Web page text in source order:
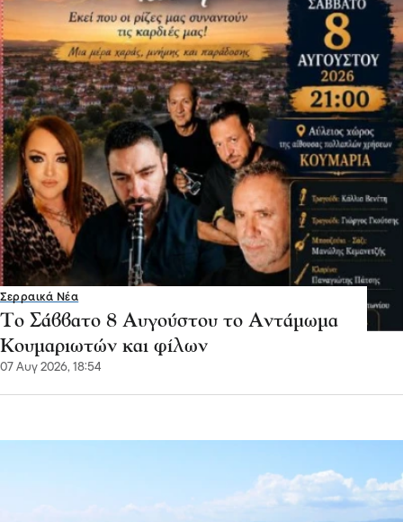
Σερραικά Νέα
Το Σάββατο 8 Αυγούστου το Αντάμωμα
Κουμαριωτών και φίλων
07 Αυγ 2026, 18:54